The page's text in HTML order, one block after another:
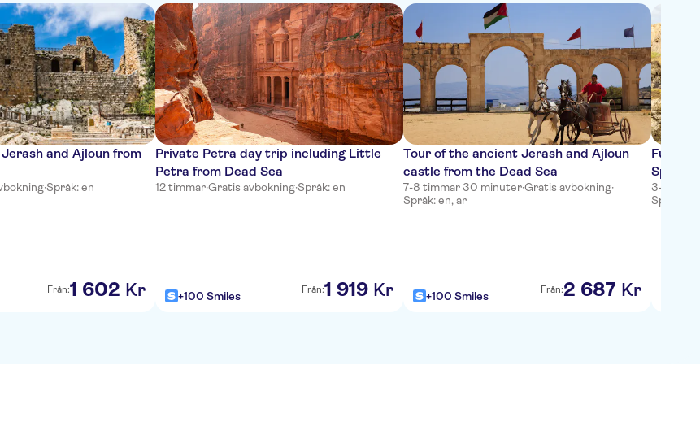
and Ajloun from
·Språk: en
Från:1 602 Kr
Private Petra day trip including Little
Petra from Dead Sea
12 timmar·Gratis avbokning·Språk: en
+100 Smiles Från:1 919 Kr
Tour of the ancient Jerash and Ajloun
castle from the Dead Sea
7-8 timmar 30 minuter·Gratis avbokning·
Språk: en, ar
+100 Smiles Från:2 687 Kr
Full-
Springs
3-5
Språk: en